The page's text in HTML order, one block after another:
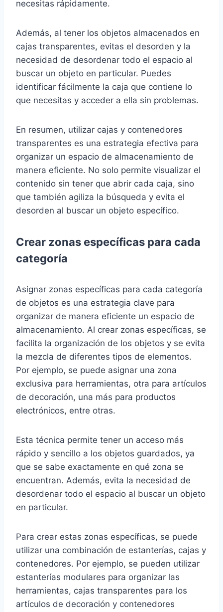
necesitas rápidamente.
Además, al tener los objetos almacenados en
cajas transparentes, evitas el desorden y la
necesidad de desordenar todo el espacio al
buscar un objeto en particular. Puedes
identificar fácilmente la caja que contiene lo
que necesitas y acceder a ella sin problemas.
En resumen, utilizar cajas y contenedores
transparentes es una estrategia efectiva para
organizar un espacio de almacenamiento de
manera eficiente. No solo permite visualizar el
contenido sin tener que abrir cada caja, sino
que también agiliza la búsqueda y evita el
desorden al buscar un objeto específico.
Crear zonas específicas para cada
categoría
Asignar zonas específicas para cada categoría
de objetos es una estrategia clave para
organizar de manera eficiente un espacio de
almacenamiento. Al crear zonas específicas, se
facilita la organización de los objetos y se evita
la mezcla de diferentes tipos de elementos.
Por ejemplo, se puede asignar una zona
exclusiva para herramientas, otra para artículos
de decoración, una más para productos
electrónicos, entre otras.
Esta técnica permite tener un acceso más
rápido y sencillo a los objetos guardados, ya
que se sabe exactamente en qué zona se
encuentran. Además, evita la necesidad de
desordenar todo el espacio al buscar un objeto
en particular.
Para crear estas zonas específicas, se puede
utilizar una combinación de estanterías, cajas y
contenedores. Por ejemplo, se pueden utilizar
estanterías modulares para organizar las
herramientas, cajas transparentes para los
artículos de decoración y contenedores